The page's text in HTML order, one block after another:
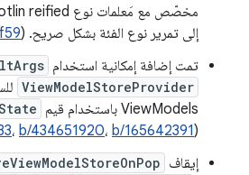
إلى تمرير نوع الفئة بشكل صريح. (
تمت إضافة إمكانية استخدام
ViewModelStoreProvider
ViewModels باستخدام قيم
(
، b/434651920، b/165642391
إيقاف